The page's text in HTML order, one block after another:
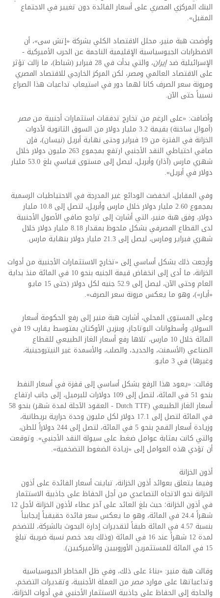
البنك المركزي المصري على أسعار الفائدة دون تغيير في الاجتماع
المقبل».
وأوضحت هبة منير، محلل الاقتصاد الكلي بشركة «إتش سى»، أن
الاضطرابات الجيوسياسية الإقليمية الناجمة عن الحرب الأميركية -
الإسرائيلية ضدإيران
، والتي بدأت في 28 فبراير (شباط)، ما زالت تؤثر
على الاقتصاد العالمي ومصر، لكن المركز الخارجي للاقتصاد المصري
ومرونة سعر الصرف كانا لهما دور في استيعاب تداعيات هذا الصراع
نسبياً حتى الآن.
وأضافت: «على الرغم من تخارج تدفقات استثمارات أجنبية منمصر
(أموال ساخنة) بقيمة 3.2 مليار دولار من السوق الثانوية لأدوات
الخزانة في الفترة من 19 فبراير وحتى نهاية أبريل (نيسان)، فإن
صافي احتياطي النقد الأجنبي ارتفع بمجموع 263 مليون دولار خلال
شهري مارس (آذار) وأبريل، ليصل إلى مستوى قياسي بلغ 53.0 مليار
دولار في أبريل».
وفي المقابل، انخفضت الودائع غير المدرجة في الاحتياطيات الرسمية
بمجموع 2.60 مليار دولار خلال مارس وأبريل، لتصل إلى 10.8 مليار
دولار، وفق هبة منير، التي أشارت إلى تراجع صافي الأصول الأجنبية
لدى القطاع المصر
في بشكل ملحوظ بمقدار 8.18 مليار دولار خلال
شهري فبراير ومارس، ليصل إلى 21.3 مليار دولار بنهاية مارس.
وأرجعت ذلك بشكل أساسي إلى «تخارج الاستثمارات الأجنبية من أدوات
الخزانة، ما أدى إلى انخفاض قيمة الجنيه بنحو 10 في المائة منذ بداية
العام وحتى الآن، ليصل إلى 52.9 جنيه لكل دولار (حتى 15 مايو
«أيار»)، وهو ما يعكس مرونة سعر الصرف».
وعلى المستوى المحلي، أشارت هبة منير إلى رفع الحكومة أسعار
السولار، وأسطوانات البوتاجاز، وبنزين الأوكتان بمتوسط يقارب 19 في
المائة خلال 10 مارس، تلاها رفع أسعار الغاز الطبيعي للقطاع
الصناعي (الأسمنت، والحديد، والصلب، والأسمدة غير النيتروجينية،
وغيرها) في 3 مايو.
وقالت: «يعود هذا الرفع بشكل أساسي إلى قفزة في أسعار النفط
بنحو 51 في المائة، لتصل إلى 109 دولارات للبرميل، إلى جانب ارتفاع
أسعار الغاز الطبيعي (Dutch TTF - العقود الآجلة لمدة شهر) بنحو 58
في المائة لتصل إلى 17.1 دولار لكل مليون وحدة حرارية بريطانية،
وزيادة أسعار القمح بنحو 5 في المائة، لتصل إلى 244 دولاراً للطن،
والتي كانت بمثابة عوامل ضغط على سيولة النقد الأجنبي». وتوقعت
أن تؤدي هذه العوامل إلى «زيادة الضغوط التضخمية».
أذون الخزانة
وفيما يتعلق بعوائد أذون الخزانة، تباينت أسعار الفائدة على أذون
الخزانة نحو الاتجاه التصاعدي من أجل الحفاظ على جاذبية الاستثمار
في أذون الخزانة؛ حيث بلغ العائد على آخر عطاء لأذون الخزانة لأجل 12
شهراً 24.4 في المائة، وهو ما يعكس سعر فائدة حقيقياً إيجابياً
بنسبة 4.57 في المائة طبقاً لتقديرات إدارة البحوث بالشركة، للتضخم
لمدة 12 شهراً عند 16 في المائة (وذلك بعد خصم نسبة ضريبة تبلغ
15 في المائة للمستثمرين الأوروبيين والأميركيين).
وقالت هبة منير: «بناءً على ذلك، وفي ظل المخاطر الجيوسياسية
وتداعياتها على موارد مصرمن العملة الأجنبية، وتقديرات التضخم،
والحاجة إلى الحفاظ على جاذبية الاستثمار الأجنبي في أدوات الخزانة،